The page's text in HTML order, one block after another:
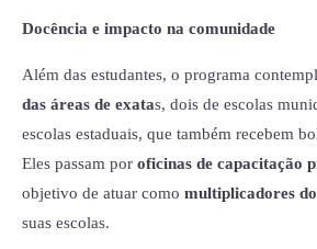
Docência e impacto na comunidade
Além das estudantes, o programa
das áreas de exatas, dois de escolas
escolas estaduais, que também recebem
Eles passam por oficinas de capacitação
objetivo de atuar como multiplicadores
suas escolas.